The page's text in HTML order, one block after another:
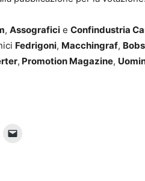
, Assografici e Confindustria
Fedrigoni, Macchingraf,
, Promotion Magazine,